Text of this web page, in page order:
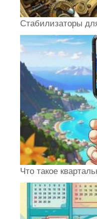
Стабилизаторы
Что такое